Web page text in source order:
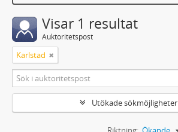
Visar 1 resultat
Auktoritetspost
Karlstad
Utökade sökmöjligheter